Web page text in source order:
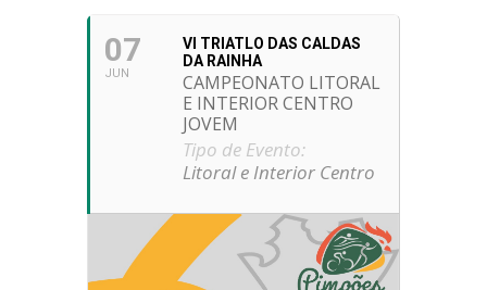
07
JUN
VI TRIATLO DAS CALDAS
DA RAINHA
CAMPEONATO LITORAL
E INTERIOR CENTRO
JOVEM
Tipo de Evento:
Litoral e Interior Centro